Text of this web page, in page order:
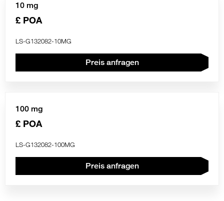
10 mg
£ POA
LS-G132082-10MG
Preis anfragen
100 mg
£ POA
LS-G132082-100MG
Preis anfragen